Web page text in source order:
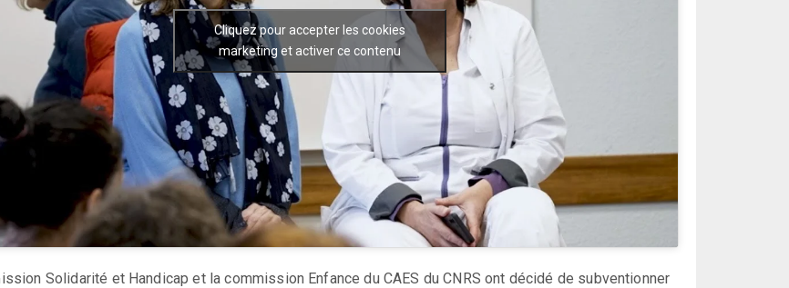
Cliquez pour accepter les cookies
marketing et activer ce contenu
Solidarité et Handicap et la commission Enfance du CAES du CNRS ont décidé de subventionner